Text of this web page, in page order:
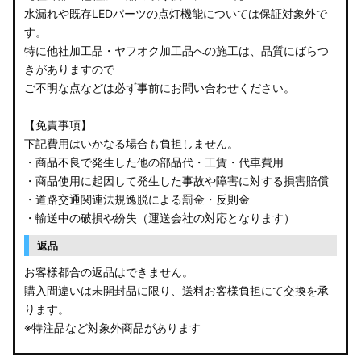
水漏れや既存LEDパーツの点灯機能については保証対象外で
す。
特に他社加工品・ヤフオク加工品への施工は、品質にばらつ
きがありますので
ご不明な点などは必ず事前にお問い合わせください。
【免責事項】
下記費用はいかなる場合も負担しません。
・商品不良で発生した他の部品代・工賃・代車費用
・商品使用に起因して発生した事故や障害に対する損害賠償
・道路交通関連法規逸脱による罰金・反則金
・輸送中の破損や紛失（運送会社の対応となります）
返品
お客様都合の返品はできません。
購入間違いは未開封品に限り、送料お客様負担にて交換を承
ります。
※特注品など対象外商品があります